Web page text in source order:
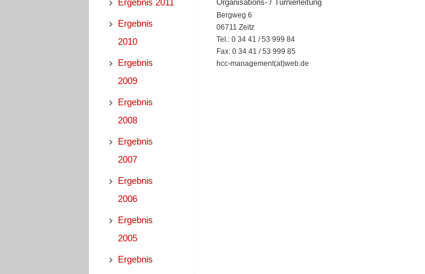
Organisations- / Turnierleitung
Bergweg 6
06711 Zeitz
Tel.: 0 34 41 / 53 999 84
Fax: 0 34 41 / 53 999 85
hcc-management(at)web.de
Ergebnis 2011
Ergebnis
2010
Ergebnis
2009
Ergebnis
2008
Ergebnis
2007
Ergebnis
2006
Ergebnis
2005
Ergebnis